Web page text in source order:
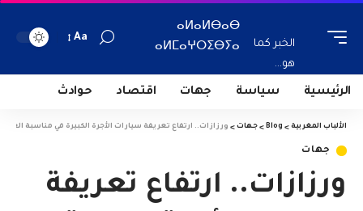
الخبر كما
هو...
ⴰⵍⴰⵍⴱⴰⴱ
ⴰⵍⵎⴰⵖⵔⵉⴱⵢⴰ
Aa
الرئيسية سياسة جهات اقتصاد حوادث
الألباب المغربية >
Blog
> جهات > ورزازات.. ارتفاع تعريفة سيارات الأجرة الكبيرة في مناسبة العيد
جهات
ورزازات.. ارتفاع تعريفة